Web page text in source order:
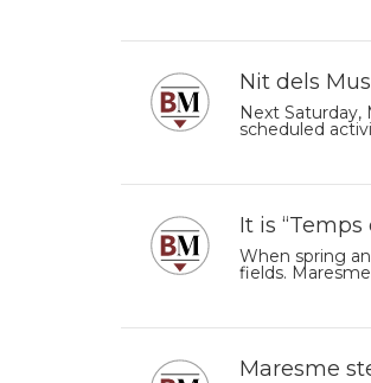
Nit dels
Next Saturday,
scheduled
It is
When spring
fields.
Maresme